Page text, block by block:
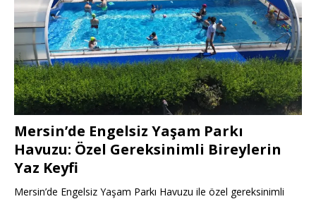
Mersin’de Engelsiz Yaşam Parkı
Havuzu: Özel Gereksinimli Bireylerin
Yaz Keyfi
Mersin’de Engelsiz Yaşam Parkı Havuzu ile özel gereksinimli